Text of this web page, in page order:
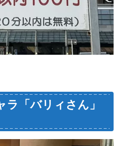
「バリィさん」